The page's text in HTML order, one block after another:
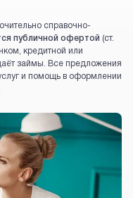
справочно-
публичной офертой (ст.
кредитной или
займы. Все предложения
и помощь в оформлении